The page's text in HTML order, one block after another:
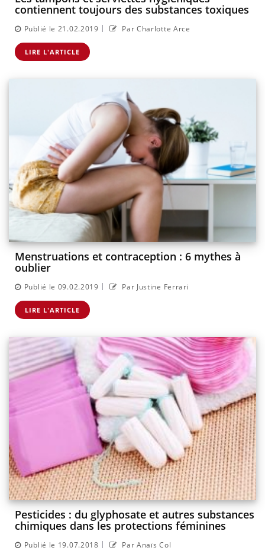
contiennent toujours des substances toxiques
Publié le 21.02.2019 | Par Charlotte Arce
LIRE L'ARTICLE
Menstruations et contraception : 6 mythes à
oublier
Publié le 09.02.2019 | Par Justine Ferrari
LIRE L'ARTICLE
Pesticides : du glyphosate et autres substances
chimiques dans les protections féminines
Publié le 19.07.2018 | Par Anaïs Col